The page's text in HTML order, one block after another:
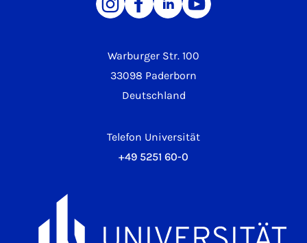
Warburger Str. 100
33098 Paderborn
Deutschland
Telefon Universität
+49 5251 60-0